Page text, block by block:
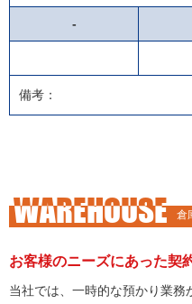
-
備考：
WAREHOUSE 倉
お客様のニーズにあった契
当社では、一時的な預かり業務